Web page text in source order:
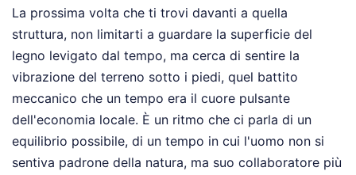
La prossima volta che ti trovi davanti a quella
struttura, non limitarti a guardare la superficie del
legno levigato dal tempo, ma cerca di sentire la
vibrazione del terreno sotto i piedi, quel battito
meccanico che un tempo era il cuore pulsante
dell'economia locale. È un ritmo che ci parla di un
equilibrio possibile, di un tempo in cui l'uomo non si
sentiva padrone della natura, ma suo collaboratore più